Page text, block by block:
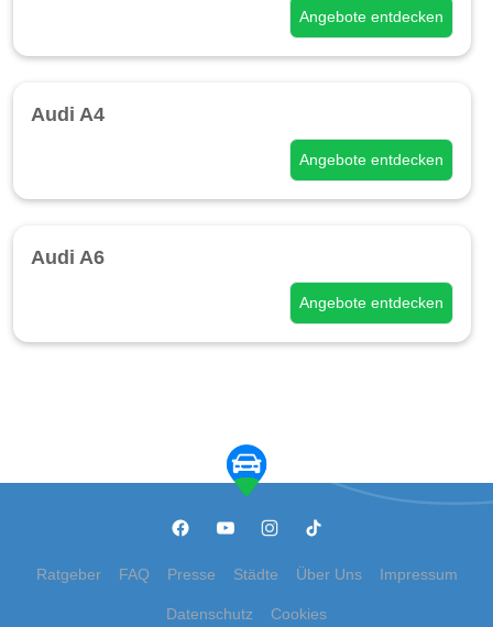
Angebote entdecken
Audi A4
Angebote entdecken
Audi A6
Angebote entdecken
Ratgeber FAQ Presse Städte Über Uns Impressum
Datenschutz Cookies